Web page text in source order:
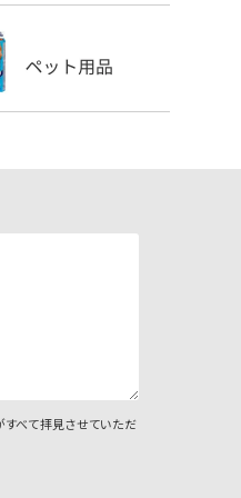
べて拝見させていただ